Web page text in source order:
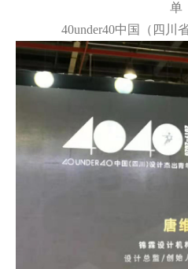
单
40under40中国（四川